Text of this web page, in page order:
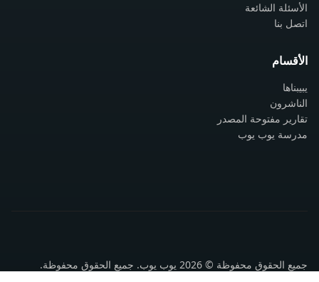
الأسئلة الشائعة
اتصل بنا
الأقسام
يبيبناها
الناشرون
تقارير مفتوحة المصدر
مدرسة يوب يوب
جميع الحقوق محفوظة © 2026 يوب يوب. جميع الحقوق محفوظة.